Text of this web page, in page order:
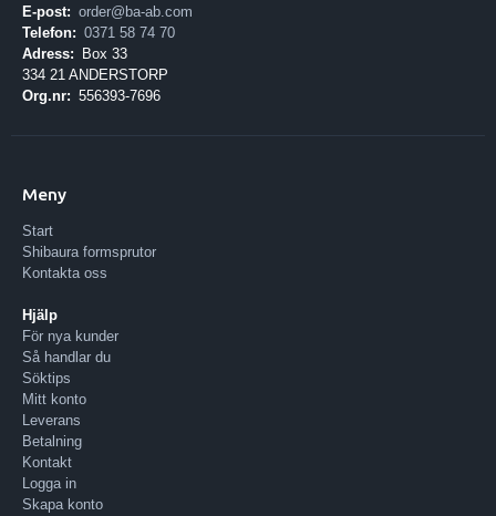
E-post: order@ba-ab.com
Telefon: 0371 58 74 70
Adress:
Box 33
334 21 ANDERSTORP
Org.nr: 556393-7696
Meny
Start
Shibaura formsprutor
Kontakta oss
Hjälp
För nya kunder
Så handlar du
Söktips
Mitt konto
Leverans
Betalning
Kontakt
Logga in
Skapa konto